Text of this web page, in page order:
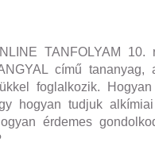
TANFOLYAM 10.
című tananyag,
foglalkozik.
hogyan tudjuk alkímiai
érdemes